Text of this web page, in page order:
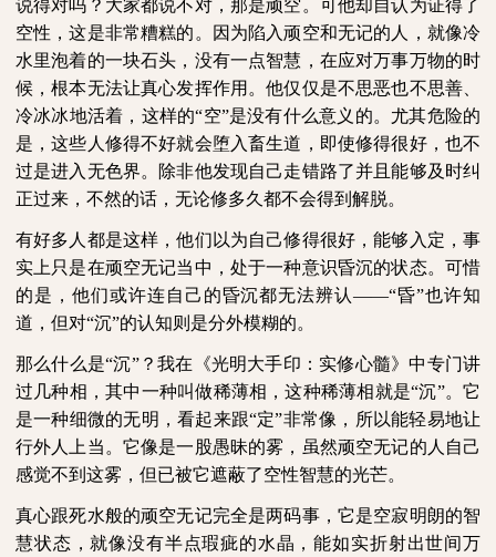
说得对吗？大家都说不对，那是顽空。可他却自认为证得了
空性，这是非常糟糕的。因为陷入顽空和无记的人，就像冷
水里泡着的一块石头，没有一点智慧，在应对万事万物的时
候，根本无法让真心发挥作用。他仅仅是不思恶也不思善、
冷冰冰地活着，这样的“空”是没有什么意义的。尤其危险的
是，这些人修得不好就会堕入畜生道，即使修得很好，也不
过是进入无色界。除非他发现自己走错路了并且能够及时纠
正过来，不然的话，无论修多久都不会得到解脱。
有好多人都是这样，他们以为自己修得很好，能够入定，事
实上只是在顽空无记当中，处于一种意识昏沉的状态。可惜
的是，他们或许连自己的昏沉都无法辨认——“昏”也许知
道，但对“沉”的认知则是分外模糊的。
那么什么是“沉”？我在《光明大手印：实修心髓》中专门讲
过几种相，其中一种叫做稀薄相，这种稀薄相就是“沉”。它
是一种细微的无明，看起来跟“定”非常像，所以能轻易地让
行外人上当。它像是一股愚昧的雾，虽然顽空无记的人自己
感觉不到这雾，但已被它遮蔽了空性智慧的光芒。
真心跟死水般的顽空无记完全是两码事，它是空寂明朗的智
慧状态，就像没有半点瑕疵的水晶，能如实折射出世间万